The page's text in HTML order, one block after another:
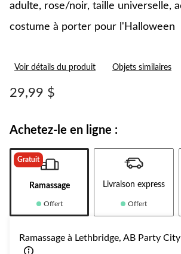
adulte, rose/noir, taille universelle,
costume à porter pour l'Halloween
Voir détails du produit Objets similaires
29,99 $
Achetez-le en ligne :
Gratuit
Ramassage
Offert
Livraison express
Offert
Ramassage à Lethbridge, AB Party City